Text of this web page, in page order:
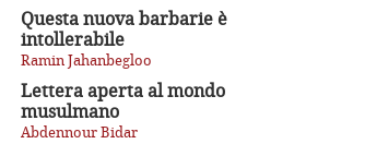
Questa nuova barbarie è
intollerabile
Ramin Jahanbegloo
Lettera aperta al mondo
musulmano
Abdennour Bidar